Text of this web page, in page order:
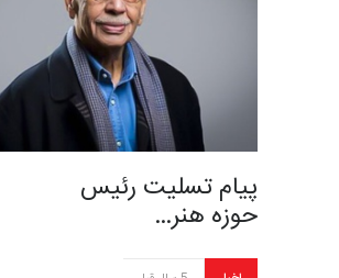
پیام تسلیت رئیس
حوزه هنر…